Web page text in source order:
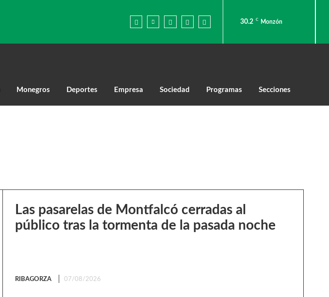
30.2 C Monzón
Monegros Deportes Empresa Sociedad Programas Secciones
Las pasarelas de Montfalcó cerradas al
público tras la tormenta de la pasada noche
RIBAGORZA 07/08/2026